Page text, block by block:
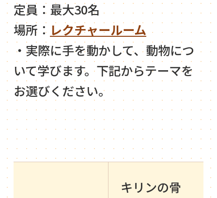
定員：最大30名
場所： レクチャールーム
・実際に手を動かして、動物につ
いて学びます。下記からテーマを
お選びください。
キリンの骨